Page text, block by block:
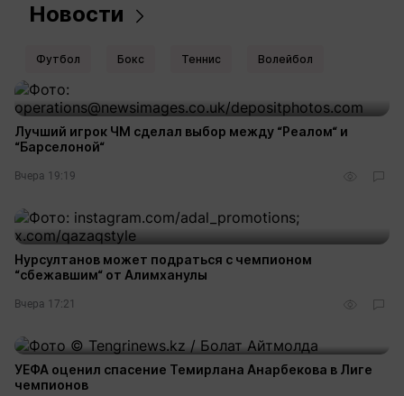
Новости
Футбол Бокс Теннис Волейбол
Лучший игрок ЧМ сделал выбор между “Реалом“ и
“Барселоной“
Вчера 19:19
Нурсултанов может подраться с чемпионом
“сбежавшим“ от Алимханулы
Вчера 17:21
УЕФА оценил спасение Темирлана Анарбекова в Лиге
чемпионов